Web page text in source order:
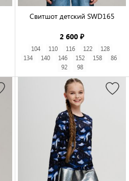
Свитшот детский SWD165
2 600 ₽
104 110 116 122
128
134
140 146 152 158
86
92
98